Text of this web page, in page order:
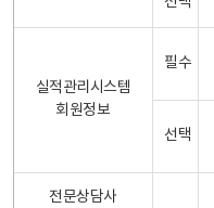
실적관리시스템
회원정보
필수
선택
전문상담사